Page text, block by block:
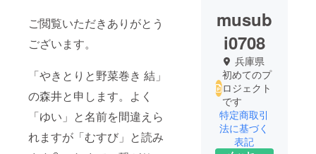
ご閲覧いただきありがとう
ございます。
「やきとりと野菜巻き 結」
の森井と申します。よく
「ゆい」と名前を間違えら
れますが「むすび」と読み
musub
i0708
兵庫県
初めてのプ
ロジェクト
です
特定商取引
法に基づく
表記